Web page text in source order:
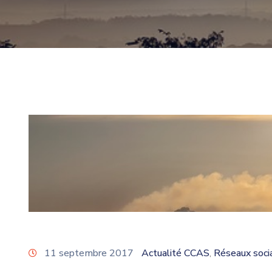
11 septembre 2017 Actualité CCAS‚ Réseaux